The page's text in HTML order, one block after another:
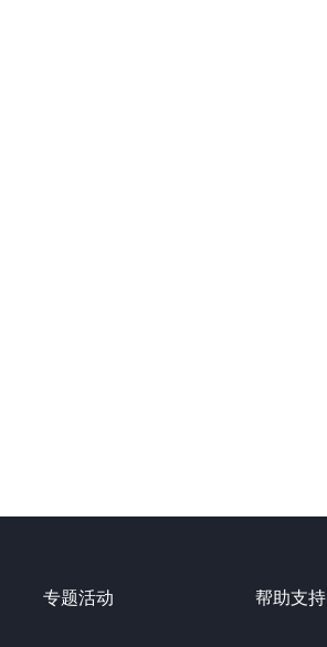
专题活动 帮助支持